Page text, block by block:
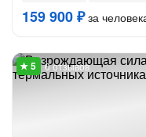
159 900 ₽за
6 отзывов